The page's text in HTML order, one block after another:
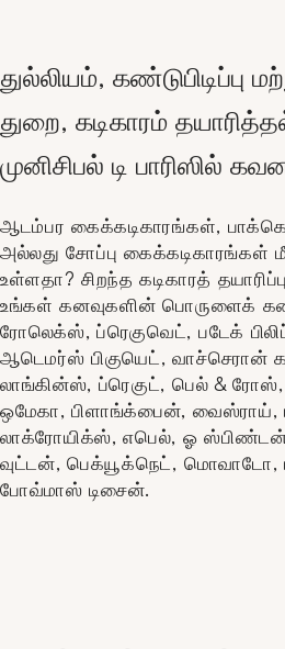
துல்லியம், கண்டுபிடிப்பு
துறை, கடிகாரம்
முனிசிபல் டி பாரிஸில்
ஆடம்பர கைக்கடிகாரங்கள்,
அல்லது சோப்பு கைக்கடிகாரங்கள்
உள்ளதா? சிறந்த கடிகாரத்
உங்கள் கனவுகளின் பொருளைக்
ரோலெக்ஸ், ப்ரெகுவெட், படேக்
ஆடெமர்ஸ் பிகுயெட், வாச்செரான்
லாங்கின்ஸ், ப்ரெகுட், பெல் & ரோஸ்,
ஒமேகா, பிளாங்க்பைன், வைஸ்ராய்,
லாக்ரோயிக்ஸ், எபெல், ஓ
வுட்டன், பெக்யூக்நெட், மொவாடோ,
போவ்மாஸ் டிசைன்.